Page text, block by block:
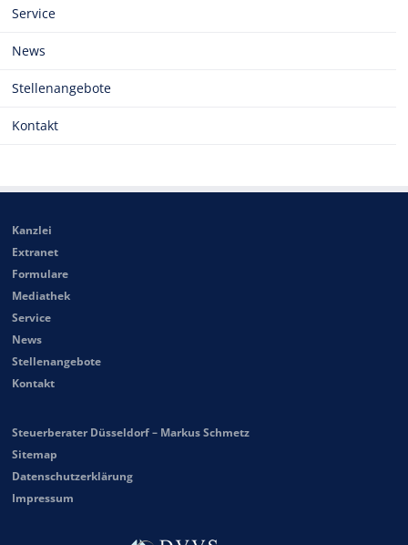
Service
News
Stellenangebote
Kontakt
Kanzlei
Extranet
Formulare
Mediathek
Service
News
Stellenangebote
Kontakt
Steuerberater Düsseldorf – Markus Schmetz
Sitemap
Datenschutzerklärung
Impressum